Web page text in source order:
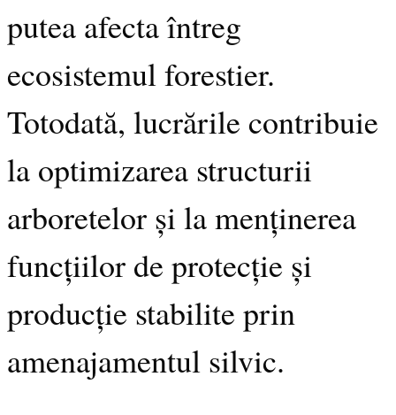
putea afecta întreg
ecosistemul forestier.
Totodată, lucrările contribuie
la optimizarea structurii
arboretelor și la menținerea
funcțiilor de protecție și
producție stabilite prin
amenajamentul silvic.